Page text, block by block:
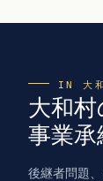
IN 大
大和村
事業
後継者問題